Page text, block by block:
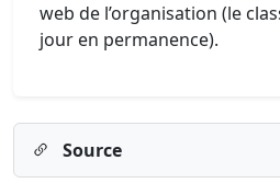
web de l’organisation (le
jour en permanence).
Source